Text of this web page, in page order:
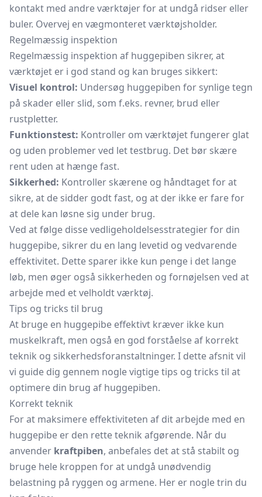
kontakt med andre værktøjer for at undgå ridser eller
buler. Overvej en vægmonteret værktøjsholder.
Regelmæssig inspektion
Regelmæssig inspektion af huggepiben sikrer, at
værktøjet er i god stand og kan bruges sikkert:
Visuel kontrol: Undersøg huggepiben for synlige tegn
på skader eller slid, som f.eks. revner, brud eller
rustpletter.
Funktionstest: Kontroller om værktøjet fungerer glat
og uden problemer ved let testbrug. Det bør skære
rent uden at hænge fast.
Sikkerhed: Kontroller skærene og håndtaget for at
sikre, at de sidder godt fast, og at der ikke er fare for
at dele kan løsne sig under brug.
Ved at følge disse vedligeholdelsesstrategier for din
huggepibe, sikrer du en lang levetid og vedvarende
effektivitet. Dette sparer ikke kun penge i det lange
løb, men øger også sikkerheden og fornøjelsen ved at
arbejde med et velholdt værktøj.
Tips og tricks til brug
At bruge en huggepibe effektivt kræver ikke kun
muskelkraft, men også en god forståelse af korrekt
teknik og sikkerhedsforanstaltninger. I dette afsnit vil
vi guide dig gennem nogle vigtige tips og tricks til at
optimere din brug af huggepiben.
Korrekt teknik
For at maksimere effektiviteten af dit arbejde med en
huggepibe er den rette teknik afgørende. Når du
anvender kraftpiben, anbefales det at stå stabilt og
bruge hele kroppen for at undgå unødvendig
belastning på ryggen og armene. Her er nogle trin du